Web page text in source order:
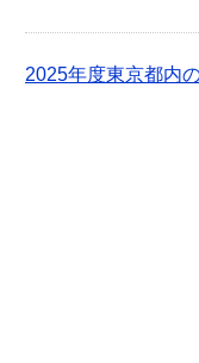
2025年度東京都内